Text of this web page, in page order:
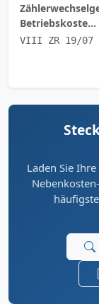
Betriebskoste...
VIII ZR 19/07
Laden Sie